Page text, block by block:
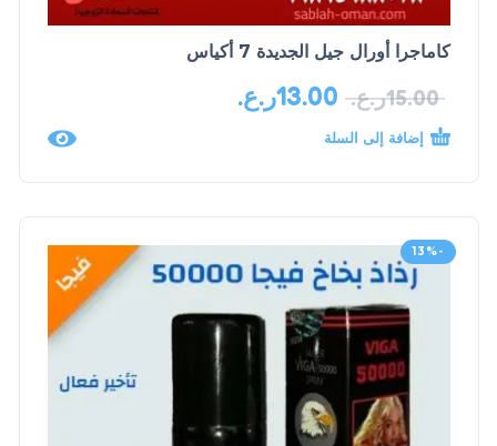
كاماجرا أورال جيل الجديدة 7 أكياس
15.00ر.ع. 13.00ر.ع.
إضافة إلى السلة
-13%